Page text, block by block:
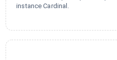
instance Cardinal.